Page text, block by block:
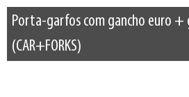
Porta-garfos com gancho euro +
(CAR+FORKS)